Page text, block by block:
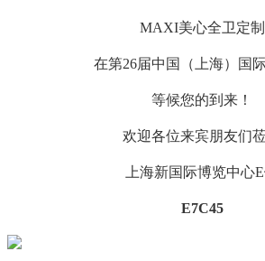
MAXI美心全卫定制
在第26届中国（上海）国
等候您的到来！
欢迎各位来宾朋友们
上海新国际博览中心
E7C45